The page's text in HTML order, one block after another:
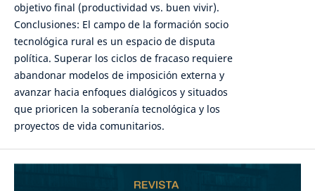
objetivo final (productividad vs. buen vivir).
Conclusiones: El campo de la formación socio
tecnológica rural es un espacio de disputa
política. Superar los ciclos de fracaso requiere
abandonar modelos de imposición externa y
avanzar hacia enfoques dialógicos y situados
que prioricen la soberanía tecnológica y los
proyectos de vida comunitarios.